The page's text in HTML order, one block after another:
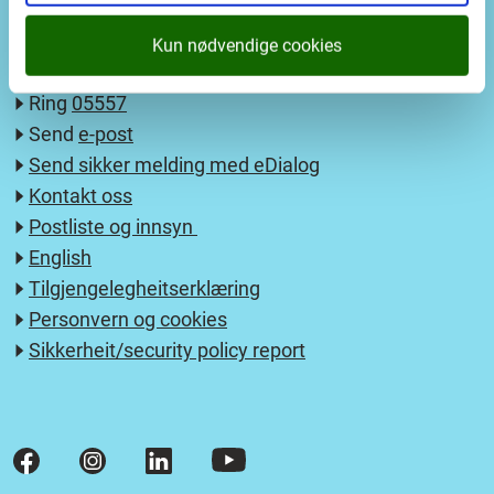
Kun nødvendige cookies
nyheitsvarsel
Ring 05557
Send e-post
Send sikker melding med eDialog
Kontakt oss
Postliste og innsyn
English
Tilgjengelegheitserklæring
Personvern og cookies
Sikkerheit/security policy report